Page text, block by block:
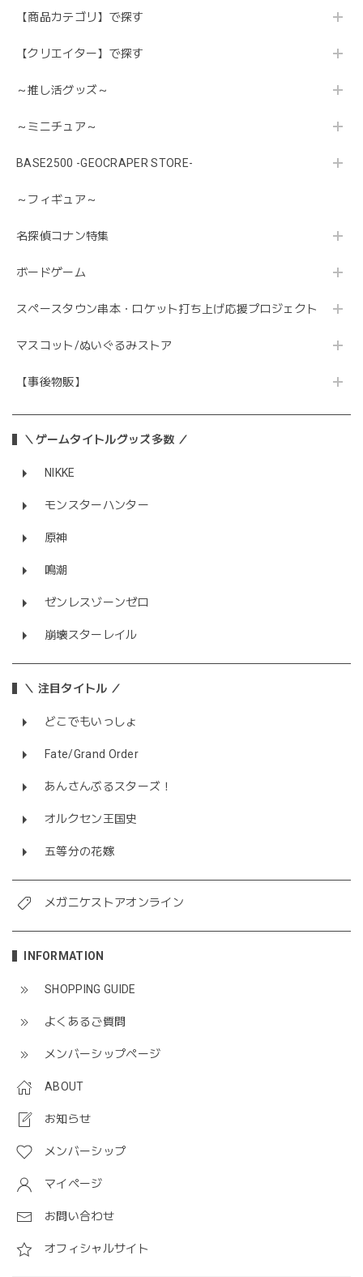
【商品カテゴリ】で探す
【クリエイター】で探す
～推し活グッズ～
～ミニチュア～
BASE2500 -GEOCRAPER STORE-
～フィギュア～
名探偵コナン特集
ボードゲーム
スペースタウン串本・ロケット打ち上げ応援プロジェクト
マスコット/ぬいぐるみストア
【事後物販】
＼ゲームタイトルグッズ多数 ／
NIKKE
モンスターハンター
原神
鳴潮
ゼンレスゾーンゼロ
崩壊スターレイル
＼ 注目タイトル ／
どこでもいっしょ
Fate/Grand Order
あんさんぶるスターズ！
オルクセン王国史
五等分の花嫁
メガニケストアオンライン
INFORMATION
SHOPPING GUIDE
よくあるご質問
メンバーシップページ
ABOUT
お知らせ
メンバーシップ
マイページ
お問い合わせ
オフィシャルサイト